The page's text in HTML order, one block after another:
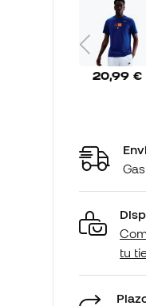
20,99 €
tu